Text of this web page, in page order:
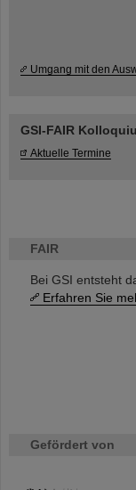
FAIR
Bei GSI entsteht
Erfahren Sie
Gefördert von
Umgang mit den
GSI-FAIR
Aktuelle Termine